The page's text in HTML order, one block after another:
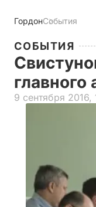
ГордонСобытия
СОБЫТИЯ
главного
9 сентября 2016,